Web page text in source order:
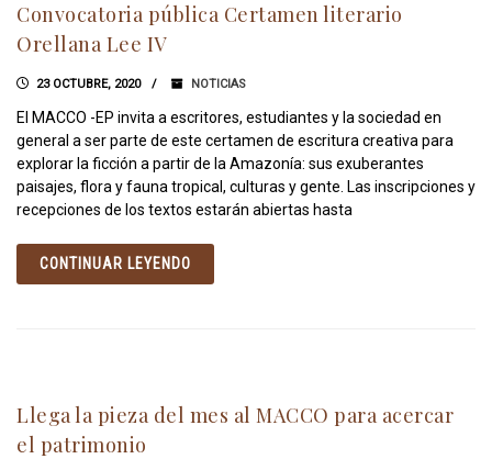
Convocatoria pública Certamen literario
Orellana Lee IV
23 OCTUBRE, 2020 NOTICIAS
El MACCO -EP invita a escritores, estudiantes y la sociedad en
general a ser parte de este certamen de escritura creativa para
explorar la ficción a partir de la Amazonía: sus exuberantes
paisajes, flora y fauna tropical, culturas y gente. Las inscripciones y
recepciones de los textos estarán abiertas hasta
CONTINUAR LEYENDO
Llega la pieza del mes al MACCO para acercar
el patrimonio